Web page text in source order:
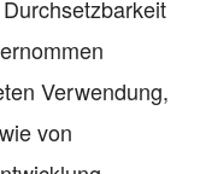
Verwendung,
von